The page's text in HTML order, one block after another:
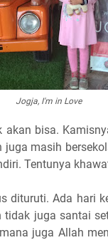
Jogja, I'm in Love
bisa.
masih
Tentunya
dituruti. Ada hari
juga santai
juga Allah